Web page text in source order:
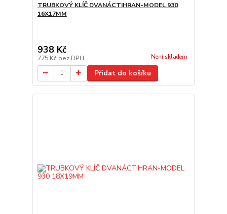
TRUBKOVÝ KLÍČ DVANÁCTIHRAN-MODEL 930
16X17MM
938 Kč
775 Kč bez DPH Není skladem
Přidat do košíku